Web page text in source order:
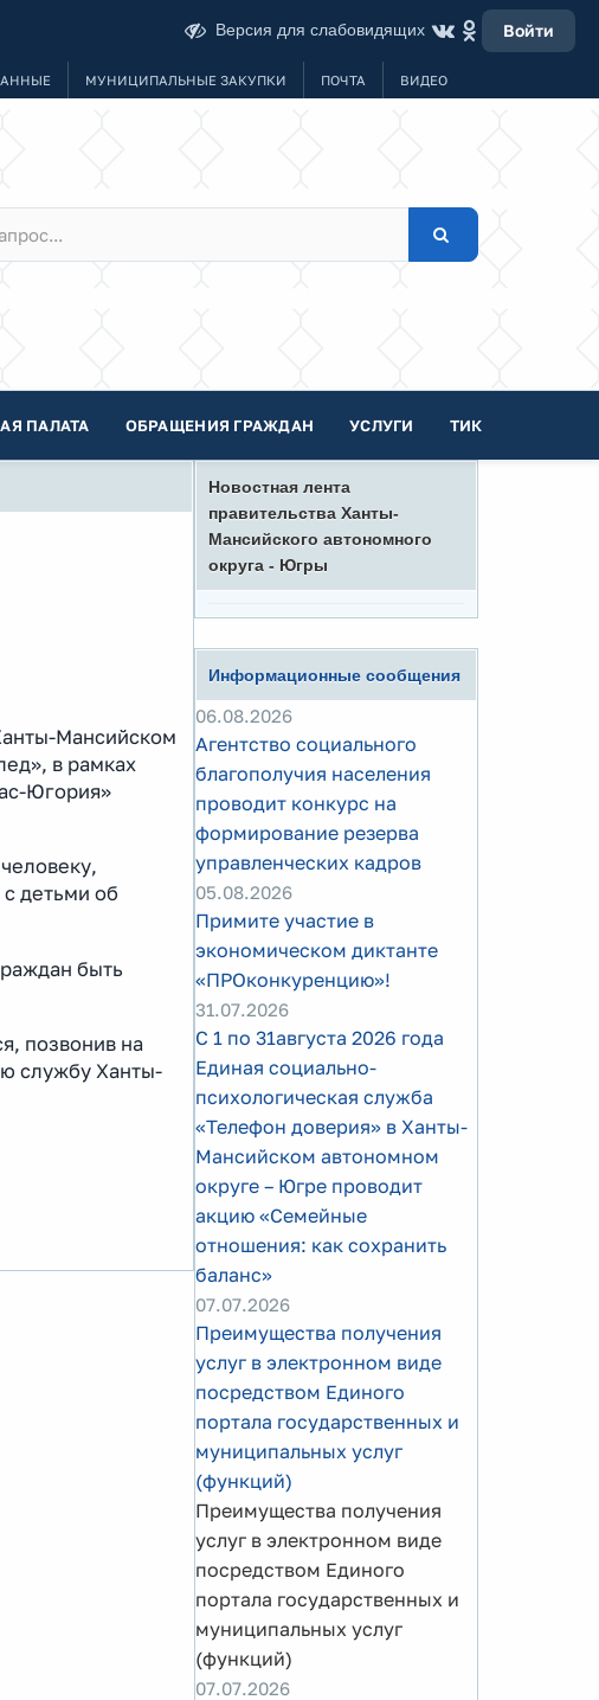
Версия для слабовидящих Войти
МУНИЦИПАЛЬНЫЕ ЗАКУПКИ ПОЧТА ВИДЕО
ПАЛАТА ОБРАЩЕНИЯ ГРАЖДАН УСЛУГИ ТИК
Мансийском
в рамках
Югория»
детьми об
быть
позвонив на
службу Ханты-
Новостная лента
правительства Ханты-
Мансийского автономного
округа - Югры
Информационные сообщения
06.08.2026
Агентство социального
благополучия населения
проводит конкурс на
формирование резерва
управленческих кадров
05.08.2026
Примите участие в
экономическом диктанте
«ПРОконкуренцию»!
31.07.2026
С 1 по 31августа 2026 года
Единая социально-
психологическая служба
«Телефон доверия» в Ханты-
Мансийском автономном
округе – Югре проводит
акцию «Семейные
отношения: как сохранить
баланс»
07.07.2026
Преимущества получения
услуг в электронном виде
посредством Единого
портала государственных и
муниципальных услуг
(функций)
Преимущества получения
услуг в электронном виде
посредством Единого
портала государственных и
муниципальных услуг
(функций)
07.07.2026